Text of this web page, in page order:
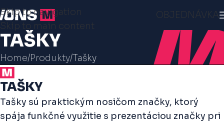
Skip to navigation
Skip to main content
OBJEDNÁVKA
TAŠKY
Home Produkty Tašky
TAŠKY
Tašky sú praktickým nosičom značky, ktorý
spája funkčné využitie s prezentáciou značky pri